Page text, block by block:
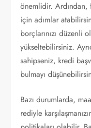
önemlidir.
için adımlar
borçlarınızı düzenli
yükseltebilirsiniz.
sahipseniz, kredi
bulmayı
Bazı durumlarda,
rediyle